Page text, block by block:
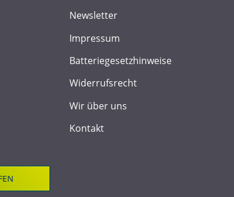
Newsletter
Impressum
Batteriegesetzhinweise
Widerrufsrecht
Wir über uns
Kontakt